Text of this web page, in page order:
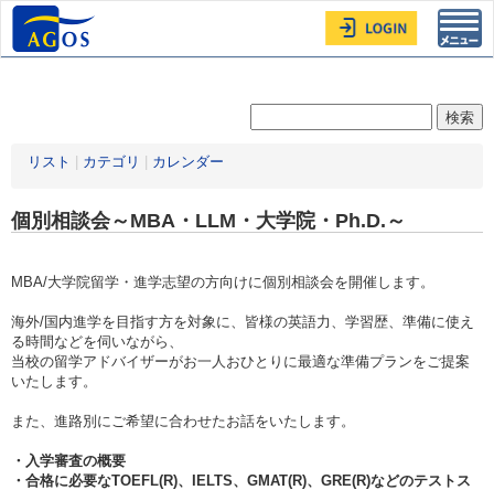
リスト カテゴリ カレンダー
個別相談会～MBA・LLM・大学院・Ph.D.～
MBA/大学院留学・進学志望の方向けに個別相談会を開催します。
海外/国内進学を目指す方を対象に、皆様の英語力、学習歴、準備に使え
る時間などを伺いながら、
当校の留学アドバイザーがお一人おひとりに最適な準備プランをご提案
いたします。
また、進路別にご希望に合わせたお話をいたします。
・入学審査の概要
・合格に必要なTOEFL(R)、IELTS、GMAT(R)、GRE(R)などのテストス